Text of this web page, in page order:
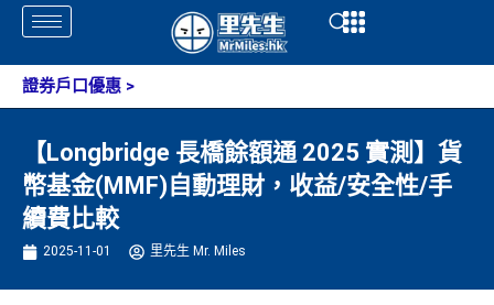
Skip
content
Open
證券戶口優惠 >
【Longbridge 長橋餘額通 2025 實測】貨
幣基金(MMF)自動理財，收益/安全性/手
續費比較
2025-11-01 里先生 Mr. Miles